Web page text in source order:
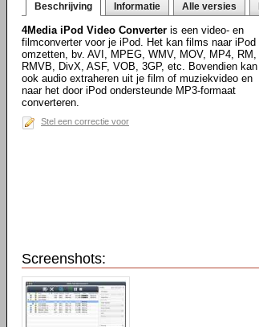
Beschrijving Informatie Alle versies
4Media iPod Video Converter is een video- en
filmconverter voor je iPod. Het kan films naar iPod
omzetten, bv. AVI, MPEG, WMV, MOV, MP4, RM,
RMVB, DivX, ASF, VOB, 3GP, etc. Bovendien
ook audio extraheren uit je film of muziekvideo en
naar het door iPod ondersteunde MP3-formaat
converteren.
Stel een correctie voor
Screenshots: